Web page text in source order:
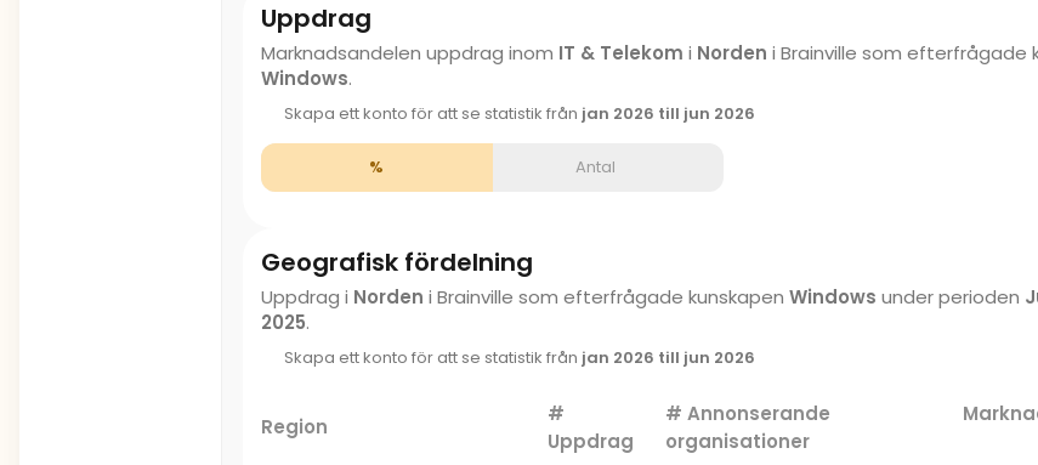
Uppdrag
Marknadsandelen uppdrag inom IT & Telekom i Norden i Brainville som efterfrågade
Windows.
Skapa ett konto för att se statistik från jan 2026 till jun 2026
% Antal
Geografisk fördelning
Uppdrag i Norden i Brainville som efterfrågade kunskapen Windows under perioden
2025.
Skapa ett konto för att se statistik från jan 2026 till jun 2026
Region
#
Uppdrag
# Annonserande
organisationer